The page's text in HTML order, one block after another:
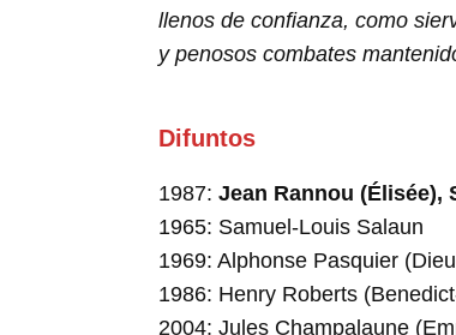
llenos de confianza, como
y penosos combates
Difuntos
1987: Jean Rannou (Élisée),
1965: Samuel-Louis Salaun
1969: Alphonse Pasquier
1986: Henry Roberts
2004: Jules Champalaune